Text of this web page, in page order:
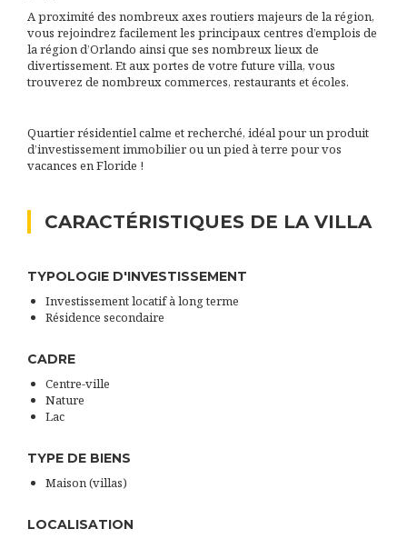
A proximité des nombreux axes routiers majeurs de la région,
vous rejoindrez facilement les principaux centres d’emplois de
la région d’Orlando ainsi que ses nombreux lieux de
divertissement. Et aux portes de votre future villa, vous
trouverez de nombreux commerces, restaurants et écoles.
Quartier résidentiel calme et recherché, idéal pour un produit
d’investissement immobilier ou un pied à terre pour vos
vacances en Floride !
CARACTÉRISTIQUES DE LA VILLA
TYPOLOGIE D'INVESTISSEMENT
Investissement locatif à long terme
Résidence secondaire
CADRE
Centre-ville
Nature
Lac
TYPE DE BIENS
Maison (villas)
LOCALISATION